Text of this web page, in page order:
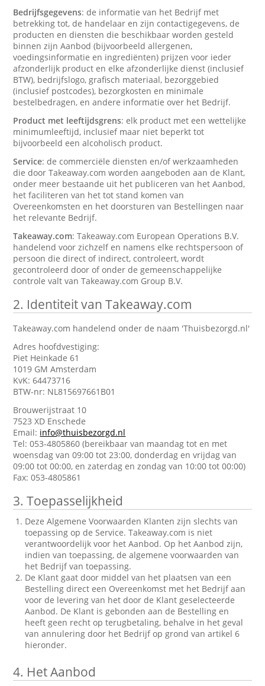
Bedrijfsgegevens: de informatie van het Bedrijf met
betrekking tot, de handelaar en zijn contactigegevens, de
producten en diensten die beschikbaar worden gesteld
binnen zijn Aanbod (bijvoorbeeld allergenen,
voedingsinformatie en ingrediënten) prijzen voor ieder
afzonderlijk product en elke afzonderlijke dienst (inclusief
BTW), bedrijfslogo, grafisch materiaal, bezorggebied
(inclusief postcodes), bezorgkosten en minimale
bestelbedragen, en andere informatie over het Bedrijf.
Product met leeftijdsgrens: elk product met een wettelijke
minimumleeftijd, inclusief maar niet beperkt tot
bijvoorbeeld een alcoholisch product.
Service: de commerciële diensten en/of werkzaamheden
die door Takeaway.com worden aangeboden aan de Klant,
onder meer bestaande uit het publiceren van het Aanbod,
het faciliteren van het tot stand komen van
Overeenkomsten en het doorsturen van Bestellingen naar
het relevante Bedrijf.
Takeaway.com: Takeaway.com European Operations B.V.
handelend voor zichzelf en namens elke rechtspersoon of
persoon die direct of indirect, controleert, wordt
gecontroleerd door of onder de gemeenschappelijke
controle valt van Takeaway.com Group B.V.
2. Identiteit van Takeaway.com
Takeaway.com handelend onder de naam 'Thuisbezorgd.nl'
Adres hoofdvestiging:
Piet Heinkade 61
1019 GM Amsterdam
KvK: 64473716
BTW-nr: NL815697661B01
Brouwerijstraat 10
7523 XD Enschede
Email: info@thuisbezorgd.nl
Tel: 053-4805860 (bereikbaar van maandag tot en met
woensdag van 09:00 tot 23:00, donderdag en vrijdag van
09:00 tot 00:00, en zaterdag en zondag van 10:00 tot 00:00)
Fax: 053-4805861
3. Toepasselijkheid
Deze Algemene Voorwaarden Klanten zijn slechts van
toepassing op de Service. Takeaway.com is niet
verantwoordelijk voor het Aanbod. Op het Aanbod zijn,
indien van toepassing, de algemene voorwaarden van
het Bedrijf van toepassing.
De Klant gaat door middel van het plaatsen van een
Bestelling direct een Overeenkomst met het Bedrijf aan
voor de levering van het door de Klant geselecteerde
Aanbod. De Klant is gebonden aan de Bestelling en
heeft geen recht op terugbetaling, behalve in het geval
van annulering door het Bedrijf op grond van artikel 6
hieronder.
4. Het Aanbod